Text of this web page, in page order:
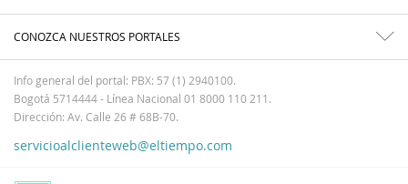
CONOZCA NUESTROS PORTALES
Info general del portal: PBX: 57 (1) 2940100.
Bogotá 5714444 - Línea Nacional 01 8000 110 211.
Dirección: Av. Calle 26 # 68B-70.
servicioalclienteweb@eltiempo.com